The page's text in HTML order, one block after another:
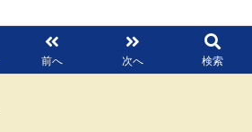
前へ 次へ 検索